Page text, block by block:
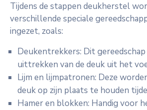
Tijdens de stappen deukherstel
verschillende speciale
ingezet, zoals:
Deukentrekkers: Dit
uittrekken van de deuk uit het
Lijm en lijmpatronen: Deze
deuk op zijn plaats te houden
Hamer en blokken: Handig voor